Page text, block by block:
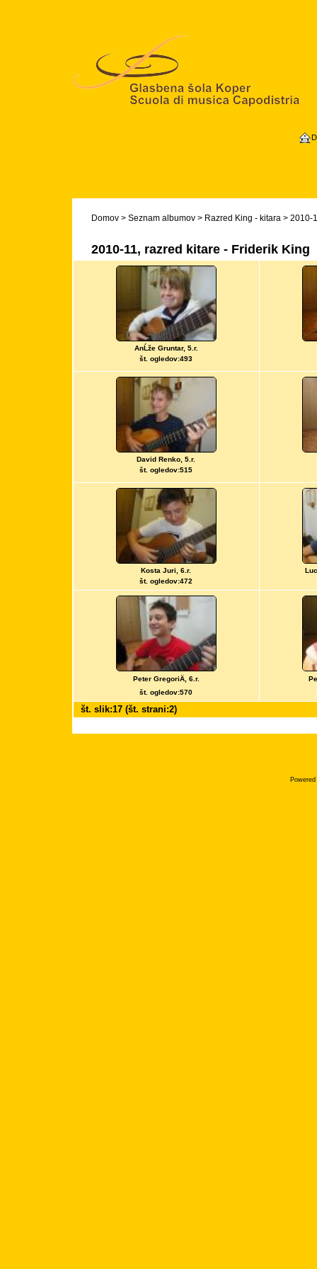
Domov> Seznam albumov> Razred King - kitara> 2010-
2010-11, razred kitare - Friderik King
AnĹže Gruntar, 5.r.
št. ogledov:493
David Renko, 5.r.
št. ogledov:515
Kosta Juri, 6.r.
št. ogledov:472
Peter GregoriÄ, 6.r.
št. ogledov:570
št. slik:17 (št. strani:2)